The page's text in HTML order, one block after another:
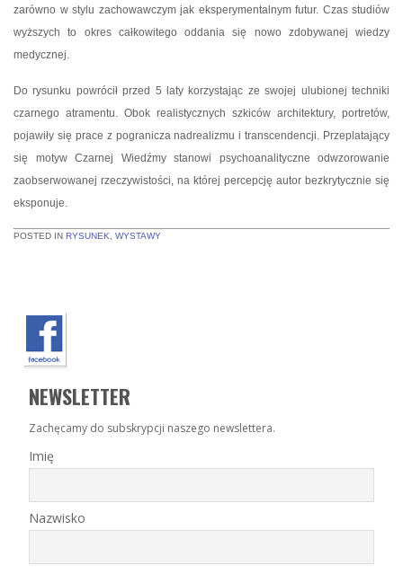
zarówno w stylu zachowawczym jak eksperymentalnym futur. Czas studiów
wyższych to okres całkowitego oddania się nowo zdobywanej wiedzy
medycznej.
Do rysunku powrócił przed 5 laty korzystając ze swojej ulubionej techniki
czarnego atramentu. Obok realistycznych szkiców architektury, portretów,
pojawiły się prace z pogranicza nadrealizmu i transcendencji. Przeplatający
się motyw Czarnej Wiedźmy stanowi psychoanalityczne odwzorowanie
zaobserwowanej rzeczywistości, na której percepcję autor bezkrytycznie się
eksponuje.
POSTED IN RYSUNEK, WYSTAWY
NEWSLETTER
Zachęcamy do subskrypcji naszego newslettera.
Imię
Nazwisko